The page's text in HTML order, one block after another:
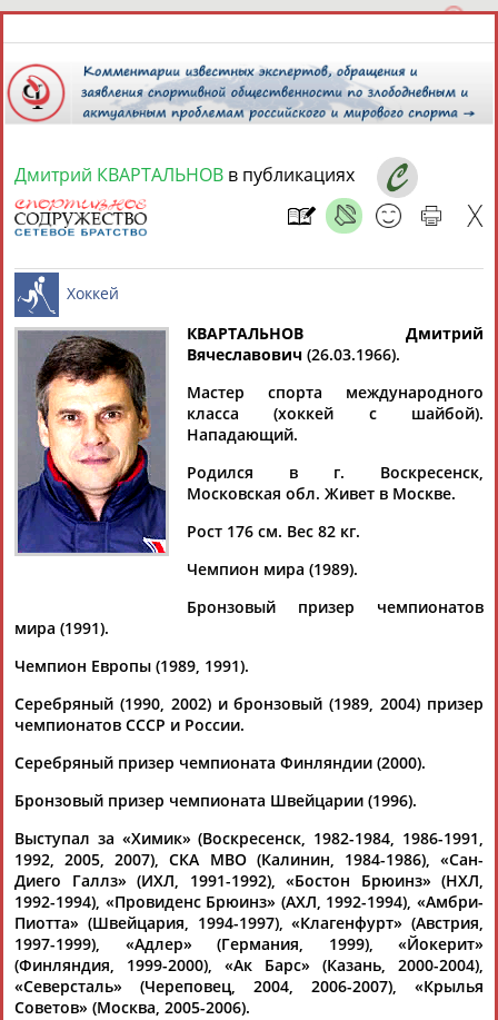
8 августа 2026 года,
СПОРТСМЕНЫ, ТРЕНЕРЫ И СПЕЦИАЛИСТЫ
Найдено: 1персона Расширенный поиск
Дмитрий
КВАРТАЛЬНОВ
Ваш запрос: "Дмитрий Квартальнов"
Документы 1-10 из 44 найденных уникальных документов
1 2 3
Илья Прохорихин: Итоги сезона КХЛ 2025/2026
помогатьДмитрию Квартальновув новом сезоне
"Динамо"Дмитрия Квартальнова(которое тоже стало
(Проект:Информационное агентство СТАДИОН)
09.06.2026
Лучшим тренером сезона в КХЛ второй год подряд признан
Сергей Федоров
...лучшему тренеры в третий раз - в 2016 году награду
получилДмитрий Квартальнов. В качестве игрока
Федоров трижды...
(Проект: Информационное агентство СТАДИОН
Дмитрий КВАРТАЛЬНОВ в публикациях
Хоккей
КВАРТАЛЬНОВ Дмитрий
Вячеславович (26.03.1966).
Мастер спорта международного
класса (хоккей с шайбой).
Нападающий.
Родился в г. Воскресенск,
Московская обл. Живет в Москве.
Рост 176 см. Вес 82 кг.
Чемпион мира (1989).
Бронзовый призер чемпионатов
мира (1991).
Чемпион Европы (1989, 1991).
Серебряный (1990, 2002) и бронзовый (1989, 2004) призер
чемпионатов СССР и России.
Серебряный призер чемпионата Финляндии (2000).
Бронзовый призер чемпионата Швейцарии (1996).
Выступал за «Химик» (Воскресенск, 1982-1984, 1986-1991,
1992, 2005, 2007), СКА МВО (Калинин, 1984-1986), «Сан-
Диего Галлз» (ИХЛ, 1991-1992), «Бостон Брюинз» (НХЛ,
1992-1994), «Провиденс Брюинз» (АХЛ, 1992-1994), «Амбри-
Пиотта» (Швейцария, 1994-1997), «Клагенфурт» (Австрия,
1997-1999), «Адлер» (Германия, 1999), «Йокерит»
(Финляндия, 1999-2000), «Ак Барс» (Казань, 2000-2004),
«Северсталь» (Череповец, 2004, 2006-2007), «Крылья
Советов» (Москва, 2005-2006).